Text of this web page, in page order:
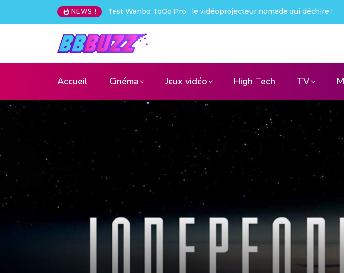
NEWS ! Creative Pebble X : j’ai été choqué !
Accueil Cinéma Jeux vidéo High Tech TV